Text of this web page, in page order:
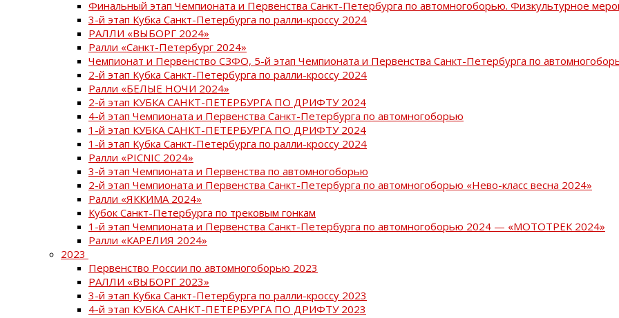
Финальный этап Чемпионата и Первенства Санкт-Петербурга по автомногоборью. Физкультурное
3-й этап Кубка Санкт-Петербурга по ралли-кроссу 2024
РАЛЛИ «ВЫБОРГ 2024»
Ралли «Санкт-Петербург 2024»
Чемпионат и Первенство СЗФО, 5-й этап Чемпионата и Первенства Санкт-Петербурга по
2-й этап Кубка Санкт-Петербурга по ралли-кроссу 2024
Ралли «БЕЛЫЕ НОЧИ 2024»
2-й этап КУБКА САНКТ-ПЕТЕРБУРГА ПО ДРИФТУ 2024
4-й этап Чемпионата и Первенства Санкт-Петербурга по автомногоборью
1-й этап КУБКА САНКТ-ПЕТЕРБУРГА ПО ДРИФТУ 2024
1-й этап Кубка Санкт-Петербурга по ралли-кроссу 2024
Ралли «PICNIC 2024»
3-й этап Чемпионата и Первенства по автомногоборью
2-й этап Чемпионата и Первенства Санкт-Петербурга по автомногоборью «Нево-класс весна 2024»
Ралли «ЯККИМА 2024»
Кубок Санкт-Петербурга по трековым гонкам
1-й этап Чемпионата и Первенства Санкт-Петербурга по автомногоборью 2024 — «МОТОТРЕК 2024»
Ралли «КАРЕЛИЯ 2024»
2023
Первенство России по автомногоборью 2023
РАЛЛИ «ВЫБОРГ 2023»
3-й этап Кубка Санкт-Петербурга по ралли-кроссу 2023
4-й этап КУБКА САНКТ-ПЕТЕРБУРГА ПО ДРИФТУ 2023